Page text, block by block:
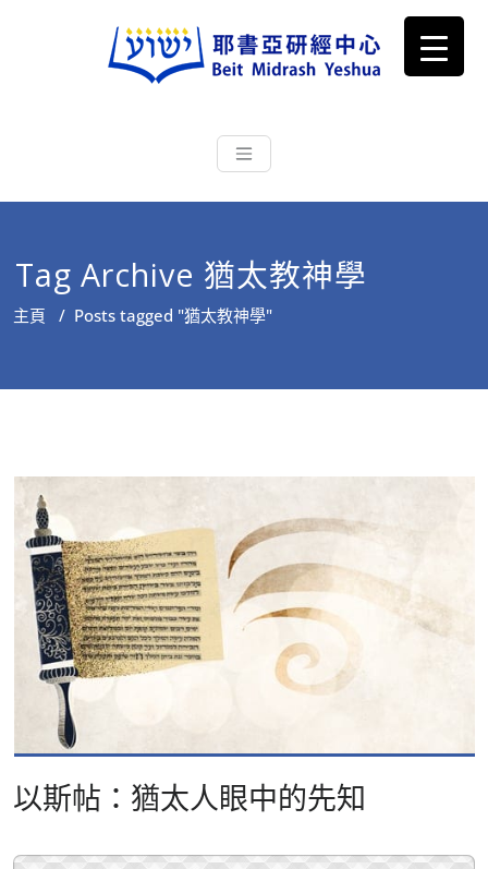
耶書亞研經中心
根源明白聖經，成為更好的門徒
Tag Archive 猶太教神學
主頁 / Posts tagged "猶太教神學"
以斯帖：猶太人眼中的先知